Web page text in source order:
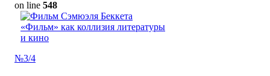
on line 548
№3/4